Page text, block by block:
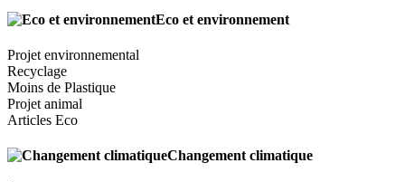
Eco et environnement
Projet environnemental
Recyclage
Moins de Plastique
Projet animal
Articles Eco
Changement climatique